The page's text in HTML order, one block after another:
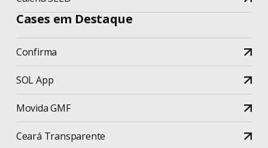
Cases em Destaque
Confirma
SOL App
Movida GMF
Ceará Transparente